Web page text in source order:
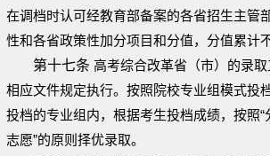
在调档时认可经教育部备案的各省招生主管
性和各省政策性加分项目和分值，分值累计
第十七条 高考综合改革省（市）的录取
相应文件规定执行。按照院校专业组模式投
投档的专业组内，根据考生投档成绩，按照
志愿”的原则择优录取。